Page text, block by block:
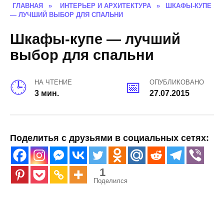
ГЛАВНАЯ » ИНТЕРЬЕР И АРХИТЕКТУРА »
ШКАФЫ-КУПЕ
— ЛУЧШИЙ ВЫБОР ДЛЯ СПАЛЬНИ
Шкафы-купе — лучший
выбор для спальни
НА ЧТЕНИЕ
3 мин.
ОПУБЛИКОВАНО
27.07.2015
Поделитья с друзьями в социальных сетях:
1
Поделился